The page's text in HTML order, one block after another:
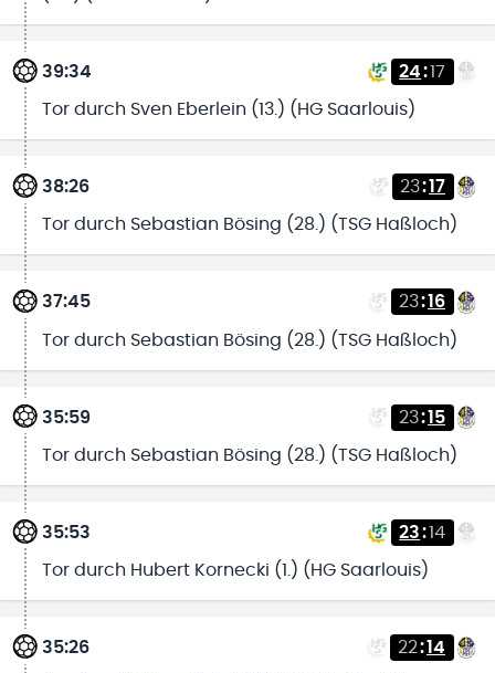
39:34 24:17
Tor durch Sven Eberlein (13.) (HG Saarlouis)
38:26 23:17
Tor durch Sebastian Bösing (28.) (TSG Haßloch)
37:45 23:16
Tor durch Sebastian Bösing (28.) (TSG Haßloch)
35:59 23:15
Tor durch Sebastian Bösing (28.) (TSG Haßloch)
35:53 23:14
Tor durch Hubert Kornecki (1.) (HG Saarlouis)
35:26 22:14